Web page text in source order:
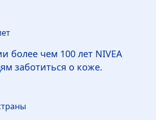
более чем 100 лет NIVEA
заботиться о коже.